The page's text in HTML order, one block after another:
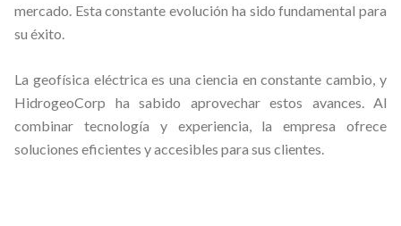
mercado. Esta constante evolución ha sido fundamental para
su éxito.
La geofísica eléctrica es una ciencia en constante cambio, y
HidrogeoCorp ha sabido aprovechar estos avances. Al
combinar tecnología y experiencia, la empresa ofrece
soluciones eficientes y accesibles para sus clientes.